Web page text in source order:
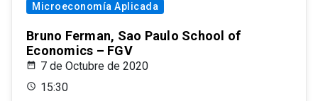
Microeconomía Aplicada
Bruno Ferman, Sao Paulo School of
Economics – FGV
7 de Octubre de 2020
15:30